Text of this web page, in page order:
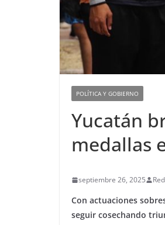
POLÍTICA Y GOBIERNO
Yucatán
medallas
septiembre 26, 2025
Con actuaciones
seguir cosechando